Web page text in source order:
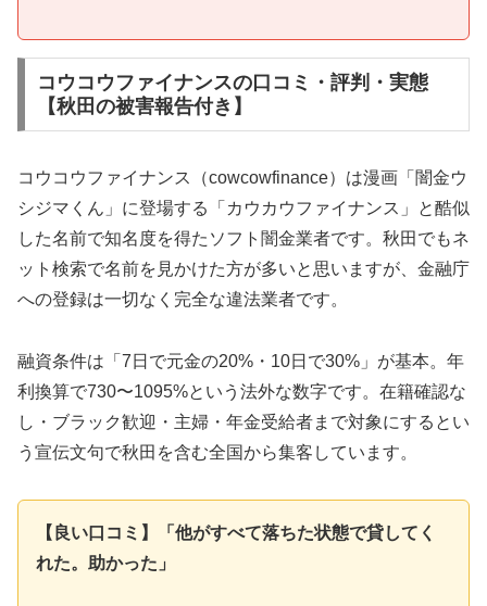
コウコウファイナンスの口コミ・評判・実態
【秋田の被害報告付き】
コウコウファイナンス（cowcowfinance）は漫画「闇金ウ
シジマくん」に登場する「カウカウファイナンス」と酷似
した名前で知名度を得たソフト闇金業者です。秋田でもネ
ット検索で名前を見かけた方が多いと思いますが、金融庁
への登録は一切なく完全な違法業者です。
融資条件は「7日で元金の20%・10日で30%」が基本。年
利換算で730〜1095%という法外な数字です。在籍確認な
し・ブラック歓迎・主婦・年金受給者まで対象にするとい
う宣伝文句で秋田を含む全国から集客しています。
【良い口コミ】「他がすべて落ちた状態で貸してく
れた。助かった」